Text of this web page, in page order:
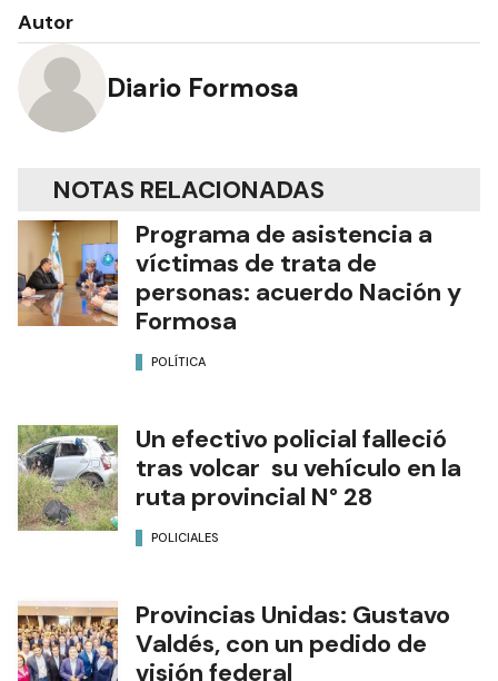
Autor
Diario Formosa
NOTAS RELACIONADAS
Programa de asistencia a
víctimas de trata de
personas: acuerdo Nación y
Formosa
POLÍTICA
Un efectivo policial falleció
tras volcar su vehículo en la
ruta provincial N° 28
POLICIALES
Provincias Unidas: Gustavo
Valdés, con un pedido de
visión federal